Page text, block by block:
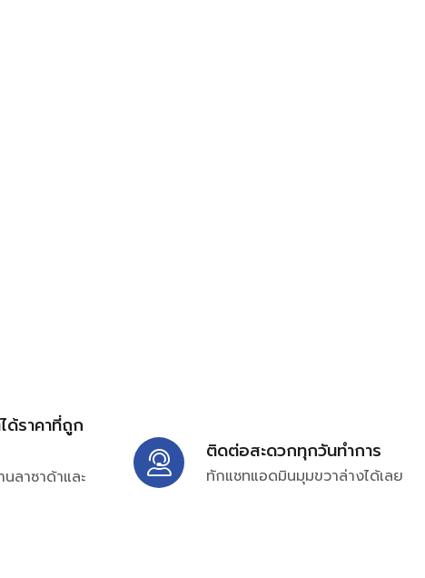
ด้ราคาที่ถูก
นลาซาด้าและ
ติดต่อสะดวกทุกวันทำการ
ทักแชทแอดมินมุมขวาล่างได้เลย